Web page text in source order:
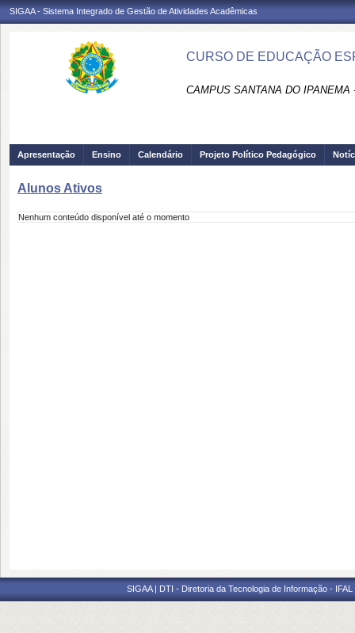
SIGAA - Sistema Integrado de Gestão de Atividades Acadêmicas
CURSO DE EDUCAÇÃO
CAMPUS SANTANA DO IPANEMA
Apresentação Ensino Calendário Projeto Político Pedagógico
Alunos Ativos
Nenhum conteúdo disponível até o momento
SIGAA | DTI - Diretoria da Tecnologia de Informação -